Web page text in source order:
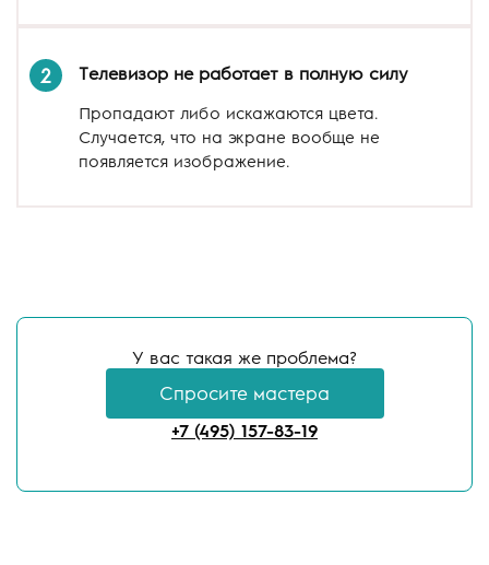
2 Телевизор не работает в полную силу
Пропадают либо искажаются цвета.
Случается, что на экране вообще не
появляется изображение.
У вас такая же проблема?
Спросите мастера
+7 (495) 157-83-19